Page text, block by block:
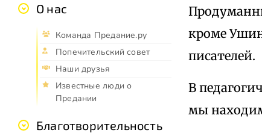
О нас
Команда Предание.ру
Попечительский совет
Наши друзья
Известные люди о
Предании
Благотворительность
кроме
писателей.
В
мы